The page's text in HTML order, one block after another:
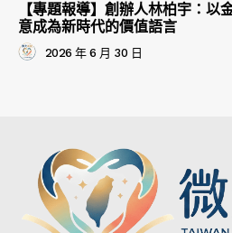
【專題報導】創辦人林柏宇：以
意成為新時代的價值語言
2026 年 6 月 30 日